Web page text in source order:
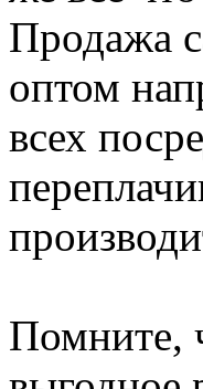
Продажа
оптом
всех
Помните,